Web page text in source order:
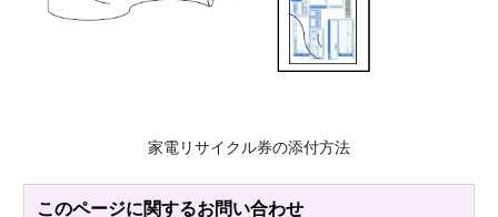
家電リサイクル券の添付方法
このページに関するお問い合わせ